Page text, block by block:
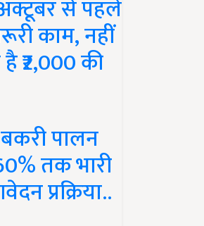
से पहले
काम, नहीं
₹2,000 की
पालन
तक भारी
प्रक्रिया..